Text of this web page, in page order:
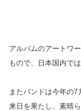
アルバムのアートワ
もので、日本国内で
またバンドは今年の
来日を果たし、素晴